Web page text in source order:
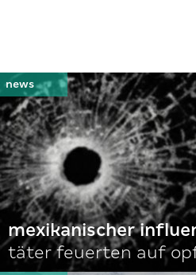
mexikanischer
täter feuerten auf